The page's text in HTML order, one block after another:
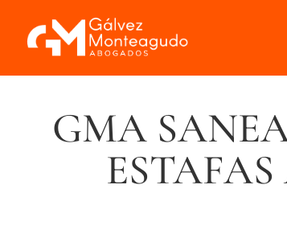
GMA